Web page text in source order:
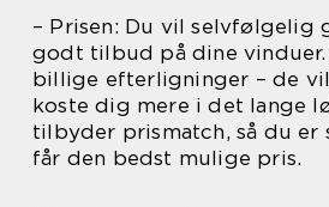
– Prisen: Du vil selvfølgelig
godt tilbud på dine vinduer.
billige efterligninger – de
koste dig mere i det lange
tilbyder prismatch, så du er
får den bedst mulige pris.